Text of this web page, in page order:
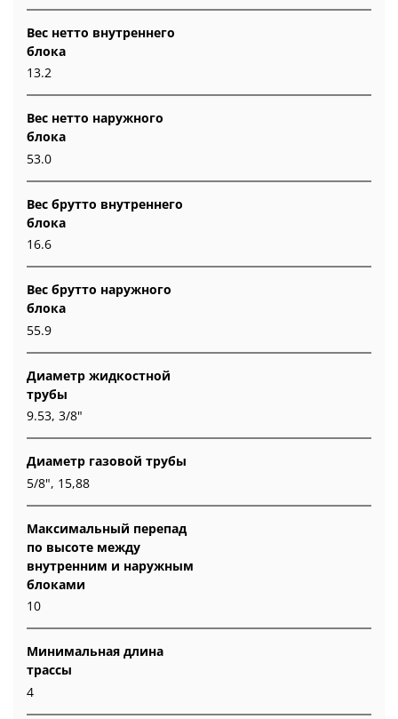
Вес нетто внутреннего
блока
13.2
Вес нетто наружного
блока
53.0
Вес брутто внутреннего
блока
16.6
Вес брутто наружного
блока
55.9
Диаметр жидкостной
трубы
9.53, 3/8"
Диаметр газовой трубы
5/8", 15,88
Максимальный перепад
по высоте между
внутренним и наружным
блоками
10
Минимальная длина
трассы
4